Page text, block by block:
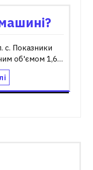
с. Показники
об'ємом 1,6…